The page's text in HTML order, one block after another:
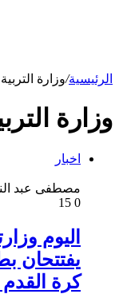
الرئيسية/وزارة
وزارة
اخبار
مصطفى عبد
0
اليوم
يفتتحان
كرة